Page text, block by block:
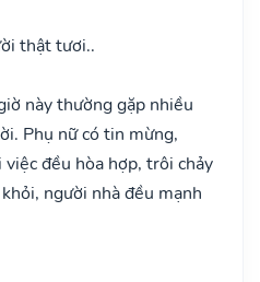
thật tươi..
này thường gặp nhiều
Phụ nữ có tin mừng,
đều hòa hợp, trôi chảy
người nhà đều mạnh